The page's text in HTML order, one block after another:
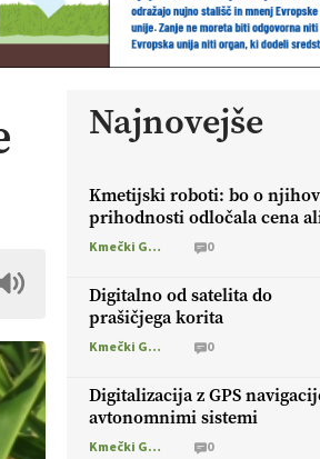
Najnovejše
Kmetijski roboti: bo o
prihodnosti odločala cena
prednosti za kmetijo?
Kmečki Glas 0
Digitalno od satelita do
prašičjega korita
Kmečki Glas 0
Digitalizacija z GPS
avtonomnimi sistemi
Kmečki Glas 0